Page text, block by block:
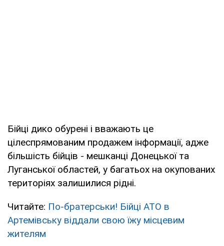
Бійці дико обурені і вважають це
цілеспрямованим продажем інформації, адже
більшість бійців - мешканці Донецької та
Луганської областей, у багатьох на окупованих
територіях залишилися рідні.
Читайте: По-братерськи! Бійці АТО в
Артемівську віддали свою їжу місцевим
жителям